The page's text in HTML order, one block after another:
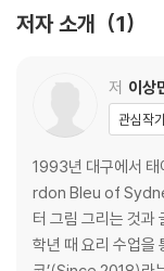
바다를 품은 상큼함 | 만
Pasta
파스타
[생면]
입안 가득 느껴지는
저자 소개 1
저 이상
관심작
1993년 대구에서
rdon Bleu of
터 그림 그리는 것과
학년 때 요리 수업을